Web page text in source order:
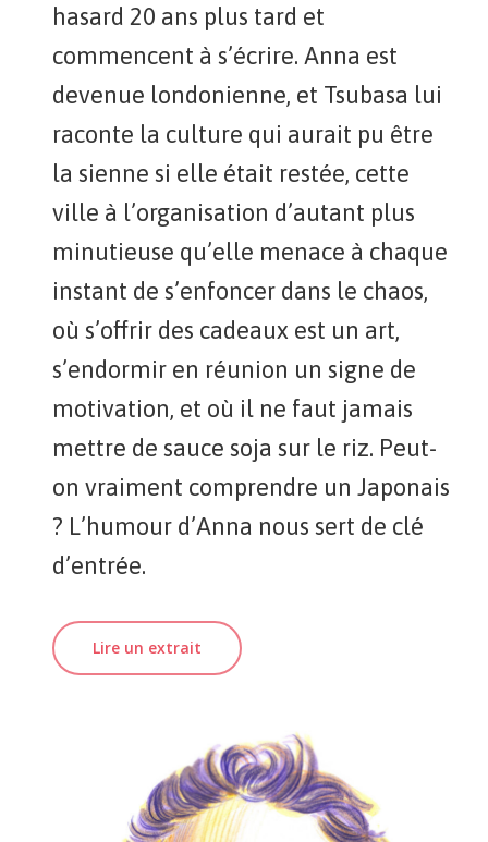
hasard 20 ans plus tard et
commencent à s’écrire. Anna est
devenue londonienne, et Tsubasa lui
raconte la culture qui aurait pu être
la sienne si elle était restée, cette
ville à l’organisation d’autant plus
minutieuse qu’elle menace à chaque
instant de s’enfoncer dans le chaos,
où s’offrir des cadeaux est un art,
s’endormir en réunion un signe de
motivation, et où il ne faut jamais
mettre de sauce soja sur le riz. Peut-
on vraiment comprendre un Japonais
? L’humour d’Anna nous sert de clé
d’entrée.
Lire un extrait